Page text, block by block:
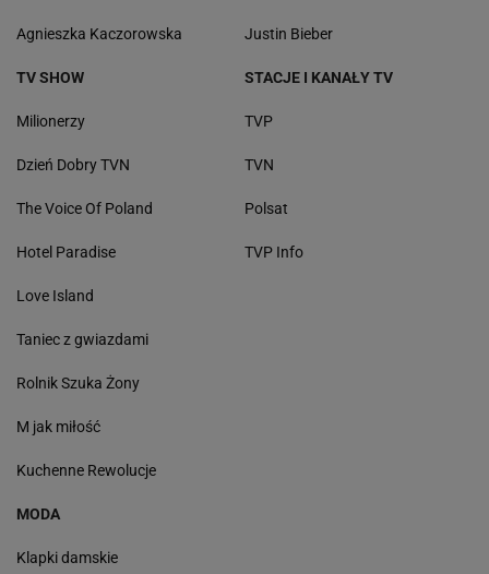
Agnieszka Kaczorowska Justin Bieber
TV SHOW
Milionerzy
Dzień Dobry TVN
The Voice Of Poland
Hotel Paradise
Love Island
Taniec z gwiazdami
Rolnik Szuka Żony
M jak miłość
Kuchenne Rewolucje
STACJE I KANAŁY TV
TVP
TVN
Polsat
TVP Info
MODA
Klapki damskie